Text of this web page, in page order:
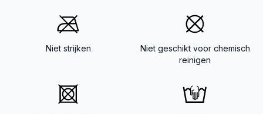
Niet strijken
Niet geschikt voor chemisch
reinigen